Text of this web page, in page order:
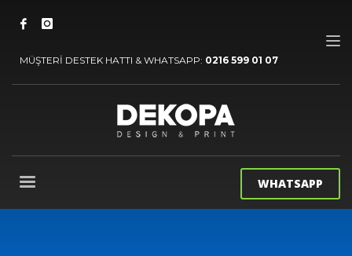
MÜŞTERİ DESTEK HATTI & WHATSAPP: 0216 599 01 07
WHATSAPP